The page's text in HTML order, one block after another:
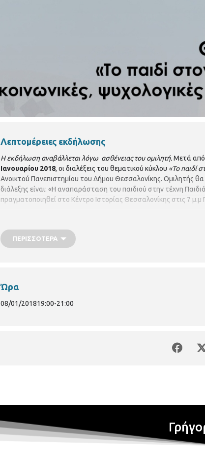
Λεπτομέρειες εκδήλωσης
Η εκδήλωση αναβάλλεται λόγω ασθένειας του ομιλητή.Μετά από
Ιανουαρίου 2018, οι διαλέξεις του θεματικού κύκλου «Το παιδί
Ανοικτού Πανεπιστημίου του Δήμου Θεσσαλονίκης. Ομιλητής
διάλεξης είναι: «Η αναπαράσταση του παιδιού στην τέχνη
πραγματοποιηθεί στο Κέντρο Ιστορίας Θεσσαλονίκης στις 7
ΠΕΡΙΣΣΌΤΕΡΑ
Ώρα
08/01/201819:00-21:00